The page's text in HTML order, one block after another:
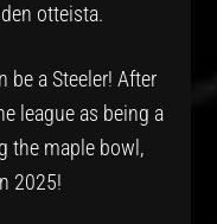
otteista.
be a Steeler! After
league as being a
the maple bowl,
2025!